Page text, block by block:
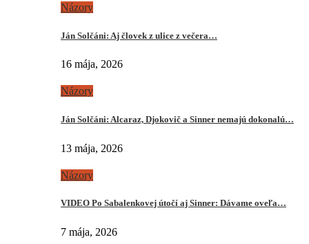
Názory
Ján Solčáni: Aj človek z ulice z večera…
16 mája, 2026
Názory
Ján Solčáni: Alcaraz, Djokovič a Sinner nemajú dokonalú…
13 mája, 2026
Názory
VIDEO Po Sabalenkovej útočí aj Sinner: Dávame oveľa…
7 mája, 2026